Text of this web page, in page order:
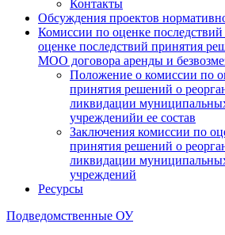
Контакты
Обсуждения проектов
Комиссии по оценке
оценке последствий принятия
МОО договора аренды и
Положение о комиссии по
принятия решений о
ликвидации
учрежденийи ее состав
Заключения комиссии по
принятия решений о
ликвидации
учреждений
Ресурсы
Подведомственные ОУ